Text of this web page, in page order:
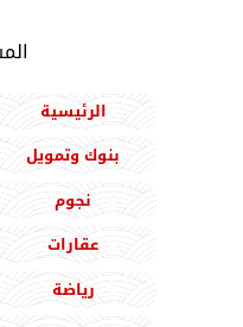
الرئيسية
بنوك وتمويل
نجوم
عقارات
رياضة